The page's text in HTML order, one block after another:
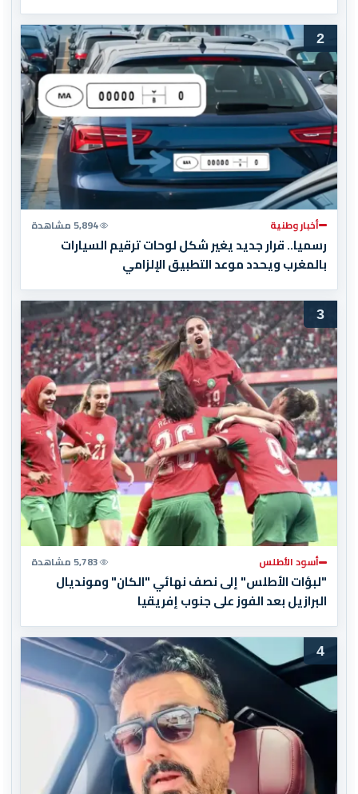
2
أخبار وطنية 5,894 مشاهدة
رسميا.. قرار جديد يغير شكل لوحات ترقيم السيارات
بالمغرب ويحدد موعد التطبيق الإلزامي
3
أسود الأطلس 5,783 مشاهدة
"لبؤات الأطلس" إلى نصف نهائي "الكان" ومونديال
البرازيل بعد الفوز على جنوب إفريقيا
4